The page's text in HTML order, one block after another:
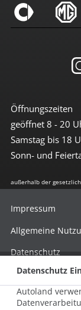
Öffnungszeiten
geöffnet 8 - 20
Samstag bis 18
Sonn- und
außerhalb der
Impressum
Allgemeine
Datenschutz
Beschwerde
Datenschutz
Autoland